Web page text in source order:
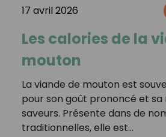
17 avril 2026
Les calories de la
mouton
La viande de mouton est
pour son goût prononcé et sa
saveurs. Présente dans de
traditionnelles, elle est…